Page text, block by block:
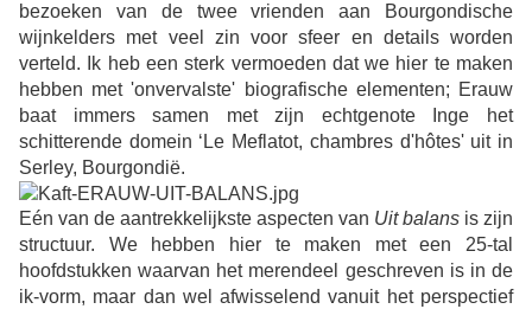
bezoeken van de twee vrienden aan Bourgondische
wijnkelders met veel zin voor sfeer en details worden
verteld. Ik heb een sterk vermoeden dat we hier te maken
hebben met 'onvervalste' biografische elementen; Erauw
baat immers samen met zijn echtgenote Inge het
schitterende domein ‘Le Meflatot, chambres d'hôtes' uit in
Serley, Bourgondië.
Eén van de aantrekkelijkste aspecten van Uit balans is zijn
structuur. We hebben hier te maken met een 25-tal
hoofdstukken waarvan het merendeel geschreven is in de
ik-vorm, maar dan wel afwisselend vanuit het perspectief